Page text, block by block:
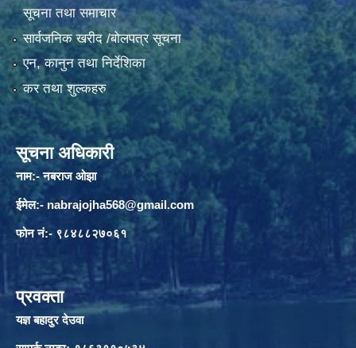
सूचना तथा समाचार
सार्वजनिक खरीद /बोलपत्र सूचना
एन, कानुन तथा निर्देशिका
कर तथा शुल्कहरु
सूचना अधिकारी
नाम:- नबराज ओझा
ईमेल:- nabrajojha568@gmail.com
फोन नं:- ९८४८८२७०६१
प्रवक्ता
यज्ञ बहादुर देउवा